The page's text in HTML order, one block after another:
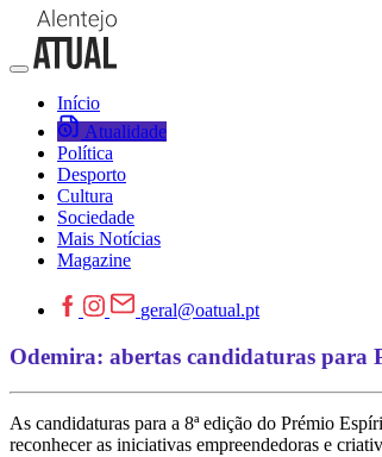
Início
Atualidade
Política
Desporto
Cultura
Sociedade
Mais Notícias
Magazine
geral@oatual.pt
Odemira: abertas candidaturas para
As candidaturas para a 8ª edição do Prémio
reconhecer as iniciativas empreendedoras e